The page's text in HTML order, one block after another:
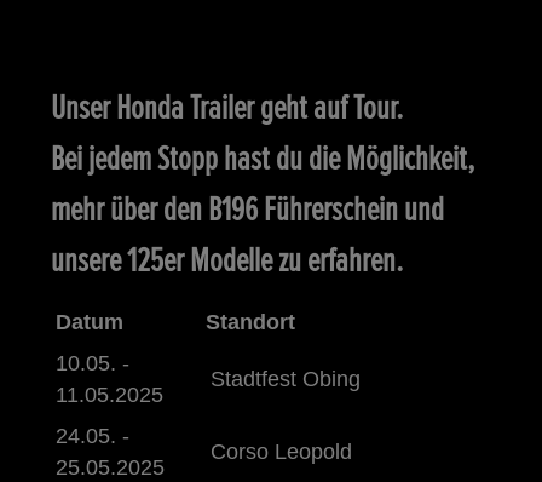
Unser Honda Trailer geht auf Tour.
Bei jedem Stopp hast du die Möglichkeit,
mehr über den B196 Führerschein und
unsere 125er Modelle zu erfahren.
Datum
Standort
10.05. -
11.05.2025
Stadtfest Obing
24.05. -
25.05.2025
Corso Leopold